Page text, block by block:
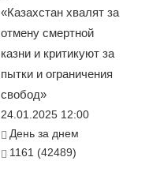
«Казахстан хвалят за
отмену смертной
казни и критикуют за
пытки и ограничения
свобод»
24.01.2025 12:00
День за днем
1161 (42489)